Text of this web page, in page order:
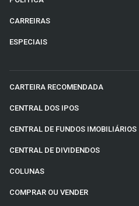
CARREIRAS
ESPECIAIS
CARTEIRA RECOMENDADA
CENTRAL DOS IPOS
CENTRAL DE FUNDOS IMOBILIÁRIOS
CENTRAL DE DIVIDENDOS
COLUNAS
COMPRAR OU VENDER